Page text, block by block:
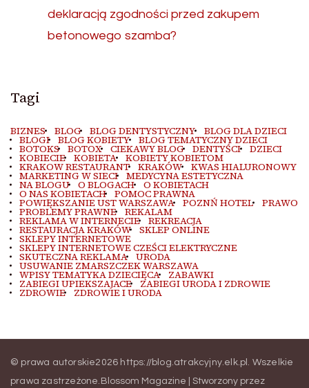
deklaracją zgodności przed zakupem
betonowego szamba?
Tagi
BIZNES BLOG BLOG DENTYSTYCZNY BLOG DLA DZIECI
BLOGI BLOG KOBIETY BLOG TEMATYCZNY DZIECI
BOTOKS BOTOX CIEKAWY BLOG DENTYŚCI DZIECI
KOBIECIE KOBIETA KOBIETY KOBIETOM
KRAKOW RESTAURANT KRAKÓW KWAS HIALURONOWY
MARKETING W SIECI MEDYCYNA ESTETYCZNA
NA BLOGU O BLOGACH O KOBIETACH
O NAS KOBIETACH POMOC PRAWNA
POWIĘKSZANIE UST WARSZAWA POZNŃ HOTEL PRAWO
PROBLEMY PRAWNE REKALAM
REKLAMA W INTERNECIE REKREACJA
RESTAURACJA KRAKÓW SKLEP ONLINE
SKLEPY INTERNETOWE
SKLEPY INTERNETOWE CZEŚCI ELEKTRYCZNE
SKUTECZNA REKLAMA URODA
USUWANIE ZMARSZCZEK WARSZAWA
WPISY TEMATYKA DZIECIĘCA ZABAWKI
ZABIEGI UPIEKSZAJACE ZABIEGI URODA I ZDROWIE
ZDROWIE ZDROWIE I URODA
© prawa autorskie2026 https://blog.atrakcyjny.elk.pl
. Wszelkie
prawa zastrzeżone. Blossom Magazine | Stworzony przez